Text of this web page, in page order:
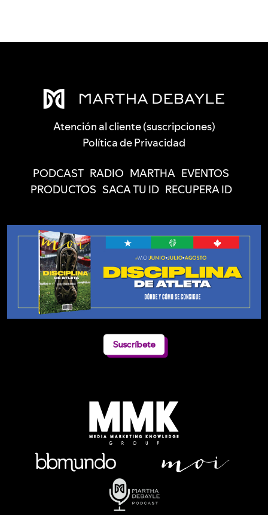
Atención al cliente (suscripciones)
Política de Privacidad
PODCAST RADIO MARTHA EVENTOS
PRODUCTOS SACA TU ID RECUPERA ID
Suscríbete